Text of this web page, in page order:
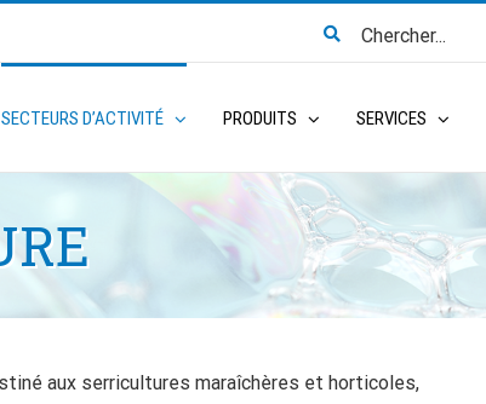
for:
SECTEURS D’ACTIVITÉ PRODUITS SERVICES
aux serricultures maraîchères et horticoles,